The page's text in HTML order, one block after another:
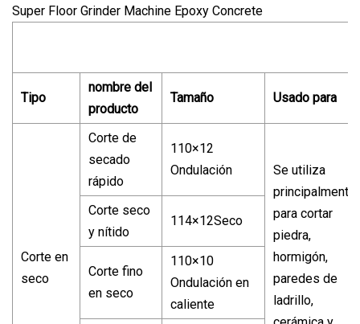
Tipo
nombre del
producto
Tamaño Usado para
Corte en
seco
Corte de
secado
rápido
110×12
Ondulación
Se utiliza
principalmente
para cortar
piedra,
hormigón,
paredes de
ladrillo,
Corte seco
y nítido
114×12Seco
Corte fino
en seco
110×10
Ondulación en
caliente